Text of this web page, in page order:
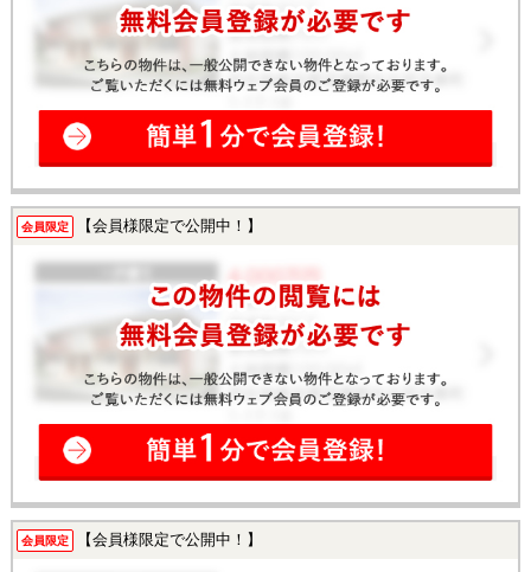
会員限定 【会員様限定で公開中！】
会員限定 【会員様限定で公開中！】